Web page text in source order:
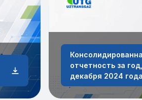
отчетность за
декабря 2024 года